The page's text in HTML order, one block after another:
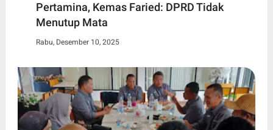
Pertamina, Kemas Faried: DPRD Tidak
Menutup Mata
Rabu, Desember 10, 2025